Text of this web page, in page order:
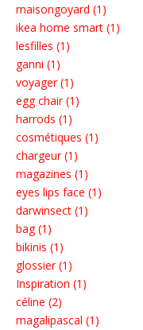
maisongoyard (1)
ikea home smart (1)
lesfilles (1)
ganni (1)
voyager (1)
egg chair (1)
harrods (1)
cosmétiques (1)
chargeur (1)
magazines (1)
eyes lips face (1)
darwinsect (1)
bag (1)
bikinis (1)
glossier (1)
Inspiration (1)
céline (2)
magalipascal (1)